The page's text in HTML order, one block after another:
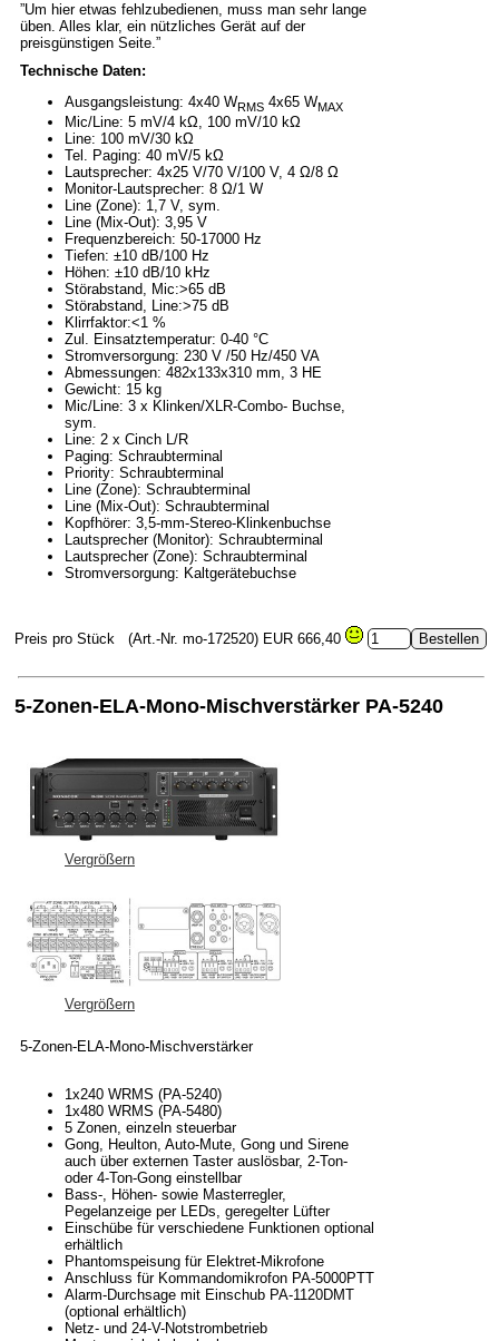
”Um hier etwas fehlzubedienen, muss man sehr lange
üben. Alles klar, ein nützliches Gerät auf der
preisgünstigen Seite.”
Technische Daten:
Ausgangsleistung: 4x40 WRMS 4x65 WMAX
Mic/Line: 5 mV/4 kΩ, 100 mV/10 kΩ
Line: 100 mV/30 kΩ
Tel. Paging: 40 mV/5 kΩ
Lautsprecher: 4x25 V/70 V/100 V, 4 Ω/8 Ω
Monitor-Lautsprecher: 8 Ω/1 W
Line (Zone): 1,7 V, sym.
Line (Mix-Out): 3,95 V
Frequenzbereich: 50-17000 Hz
Tiefen: ±10 dB/100 Hz
Höhen: ±10 dB/10 kHz
Störabstand, Mic:>65 dB
Störabstand, Line:>75 dB
Klirrfaktor:<1 %
Zul. Einsatztemperatur: 0-40 °C
Stromversorgung: 230 V /50 Hz/450 VA
Abmessungen: 482x133x310 mm, 3 HE
Gewicht: 15 kg
Mic/Line: 3 x Klinken/XLR-Combo- Buchse,
sym.
Line: 2 x Cinch L/R
Paging: Schraubterminal
Priority: Schraubterminal
Line (Zone): Schraubterminal
Line (Mix-Out): Schraubterminal
Kopfhörer: 3,5-mm-Stereo-Klinkenbuchse
Lautsprecher (Monitor): Schraubterminal
Lautsprecher (Zone): Schraubterminal
Stromversorgung: Kaltgerätebuchse
Preis pro Stück (Art.-Nr. mo-172520) EUR 666,40
5-Zonen-ELA-Mono-Mischverstärker PA-5240
Vergrößern
Vergrößern
5-Zonen-ELA-Mono-Mischverstärker
1x240 WRMS (PA-5240)
1x480 WRMS (PA-5480)
5 Zonen, einzeln steuerbar
Gong, Heulton, Auto-Mute, Gong und Sirene
auch über externen Taster auslösbar, 2-Ton-
oder 4-Ton-Gong einstellbar
Bass-, Höhen- sowie Masterregler,
Pegelanzeige per LEDs, geregelter Lüfter
Einschübe für verschiedene Funktionen optional
erhältlich
Phantomspeisung für Elektret-Mikrofone
Anschluss für Kommandomikrofon PA-5000PTT
Alarm-Durchsage mit Einschub PA-1120DMT
(optional erhältlich)
Netz- und 24-V-Notstrombetrieb